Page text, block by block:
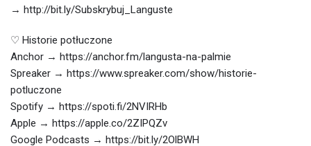
→ http://bit.ly/Subskrybuj_Languste
♡ Historie potłuczone
Anchor → https://anchor.fm/langusta-na-palmie
Spreaker → https://www.spreaker.com/show/historie-
potluczone
Spotify → https://spoti.fi/2NVIRHb
Apple → https://apple.co/2ZIPQZv
Google Podcasts → https://bit.ly/2OlBWH